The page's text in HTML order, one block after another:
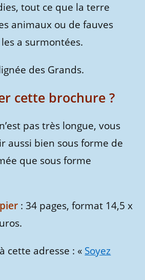
tout ce que la terre
animaux ou de fauves
a surmontées.
des Grands.
cette brochure ?
pas très longue, vous
aussi bien sous forme de
que sous forme
: 34 pages, format 14,5 x
cette adresse : « Soyez